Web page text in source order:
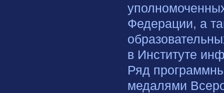
Федерации, а
в Институте
Ряд
медалями